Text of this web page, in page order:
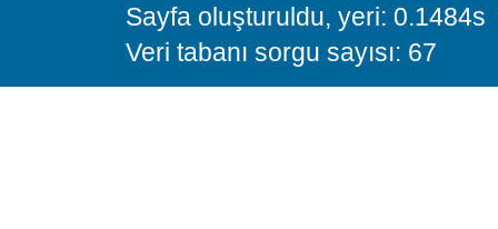
Sayfa oluşturuldu, yeri: 0.1484s
Veri tabanı sorgu sayısı: 67